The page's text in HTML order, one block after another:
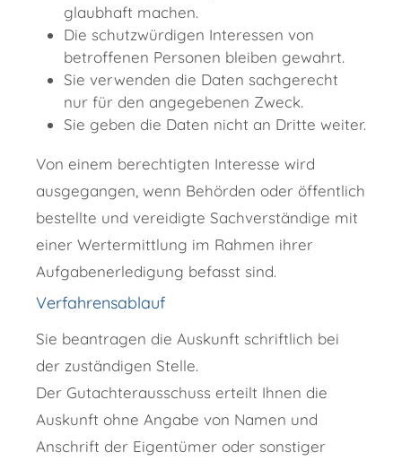
glaubhaft machen.
Die schutzwürdigen Interessen von
betroffenen Personen bleiben gewahrt.
Sie verwenden die Daten sachgerecht
nur für den angegebenen Zweck.
Sie geben die Daten nicht an Dritte weiter.
Von einem berechtigten Interesse wird
ausgegangen, wenn Behörden oder öffentlich
bestellte und vereidigte Sachverständige mit
einer Wertermittlung im Rahmen ihrer
Aufgabenerledigung befasst sind.
Verfahrensablauf
Sie beantragen die Auskunft schriftlich bei
der zuständigen Stelle.
Der Gutachterausschuss erteilt Ihnen die
Auskunft ohne Angabe von Namen und
Anschrift der Eigentümer oder sonstiger